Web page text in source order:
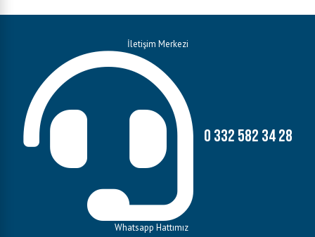
İletişim Merkezi
0 332 582 34 28
Whatsapp Hattımız